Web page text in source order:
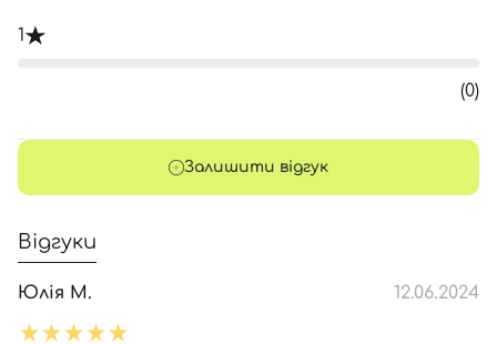
1
(0)
Залишити відгук
Відгуки
Юлія М. 12.06.2024